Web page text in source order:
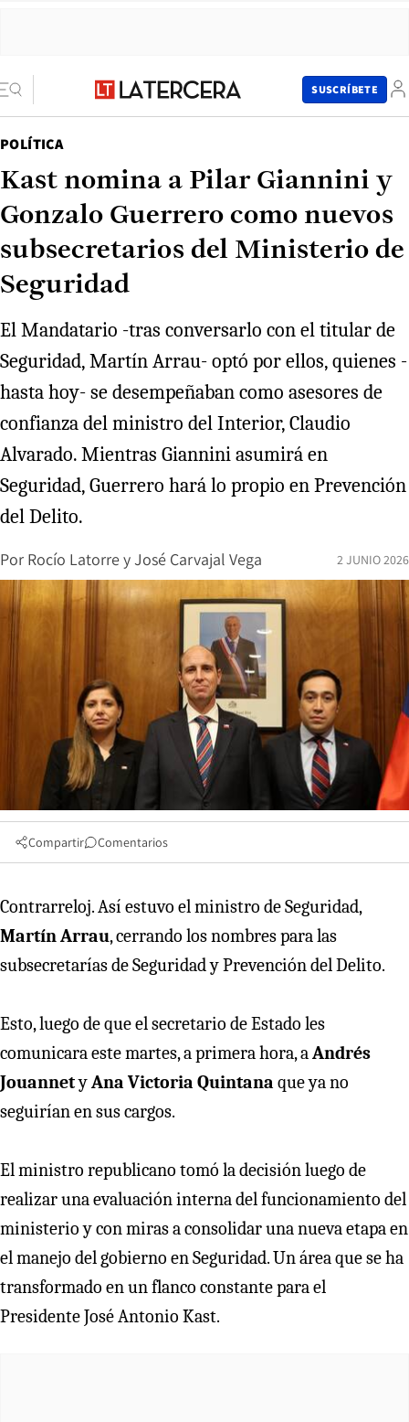
SUSCRÍBETE
POLÍTICA
Kast nomina a Pilar Giannini y
Gonzalo Guerrero como nuevos
subsecretarios del Ministerio de
Seguridad
El Mandatario -tras conversarlo con el titular de
Seguridad, Martín Arrau- optó por ellos, quienes -
hasta hoy- se desempeñaban como asesores de
confianza del ministro del Interior, Claudio
Alvarado. Mientras Giannini asumirá en
Seguridad, Guerrero hará lo propio en Prevención
del Delito.
Por Rocío LatorreyJosé Carvajal Vega 2 JUNIO 2026
Compartir Comentarios
Contrarreloj. Así estuvo el ministro de Seguridad,
Martín Arrau, cerrando los nombres para las
subsecretarías de Seguridad y Prevención del Delito.
Esto, luego de que el secretario de Estado les
comunicara este martes, a primera hora, aAndrés
JouannetyAna Victoria Quintana que ya no
seguirían en sus cargos.
El ministro republicano tomó la decisión luego de
realizar una evaluación interna del funcionamiento del
ministerio y con miras a consolidar una nueva etapa en
el manejo del gobierno en Seguridad. Un área que se ha
transformado en un flanco constante para el
Presidente José Antonio Kast.